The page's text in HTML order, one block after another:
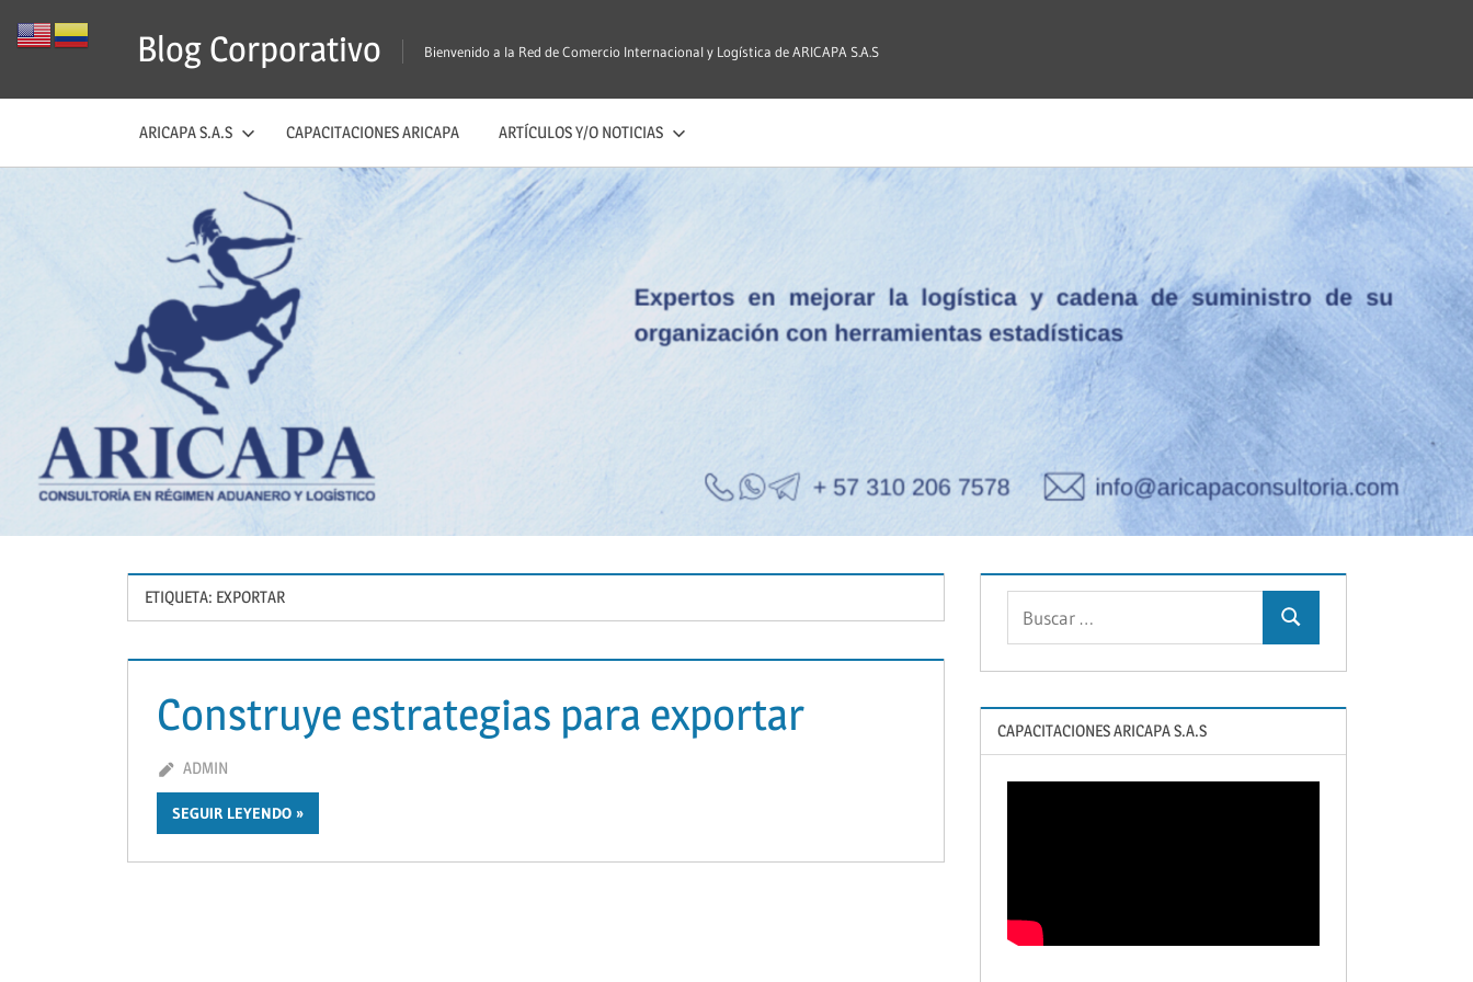
Blog Corporativo Bienvenido a la Red de Comercio Internacional y Logística de ARICAPA S.A.S
ARICAPA S.A.S CAPACITACIONES ARICAPA ARTÍCULOS Y/O NOTICIAS
ETIQUETA: EXPORTAR
Construye estrategias para exportar
ABRIL 15, 2019
ADMIN
SEGUIR LEYENDO
Buscar
CAPACITACIONES ARICAPA S.A.S